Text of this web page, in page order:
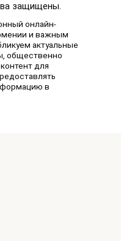
защищены.
онлайн-
и важным
актуальные
общественно
для
в